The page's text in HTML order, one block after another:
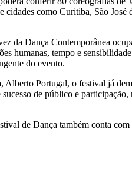
cidades como Curitiba, São
da Dança Contemporânea
humanas, tempo e
do evento.
Portugal, o festival já
de público e
de Dança também conta